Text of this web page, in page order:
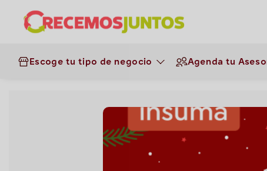
Escoge tu tipo de negocio Agenda tu
¡Haz clic aquí y obtén los
instante!
Negocios > Panaderías > Recetas